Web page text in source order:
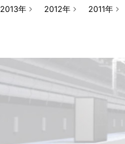
2013年 2012年 2011年